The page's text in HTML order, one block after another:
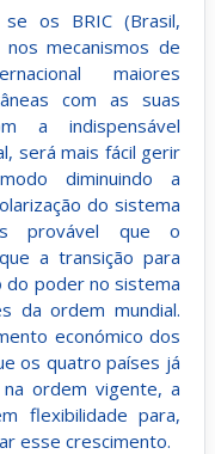
os BRIC (Brasil,
nos mecanismos de
maiores
com as suas
a indispensável
será mais fácil gerir
diminuindo a
do sistema
provável que o
a transição para
do poder no sistema
da ordem mundial.
económico dos
os quatro países já
ordem vigente, a
flexibilidade para,
esse crescimento.